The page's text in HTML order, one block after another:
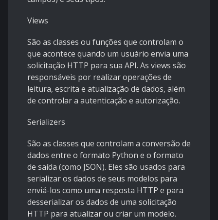
Views
São as classes ou funções que controlam o
que acontece quando um usuário envia uma
solicitação HTTP para sua API. As views são
responsáveis por realizar operações de
leitura, escrita e atualização de dados, além
de controlar a autenticação e autorização.
Serializers
São as classes que controlam a conversão de
dados entre o formato Python e o formato
de saída (como JSON). Eles são usados para
serializar os dados de seus modelos para
enviá-los como uma resposta HTTP e para
desserializar os dados de uma solicitação
HTTP para atualizar ou criar um modelo.